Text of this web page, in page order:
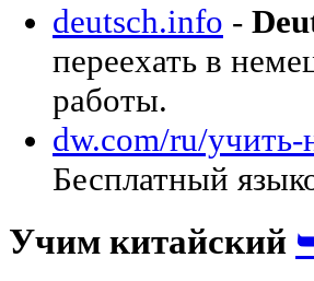
deutsch.info -
переехать в
работы.
dw.com/ru/
Бесплатный
Учим китайский